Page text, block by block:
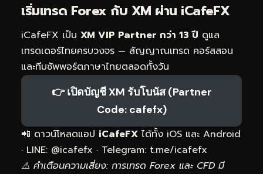
เริ่มเทรด Forex กับ XM ผ่าน iCafeFX
iCafeFX เป็น XM VIP Partner กว่า 13 ปี ดูแล
เทรดเดอร์ไทยครบวงจร — สัญญาณเทรด คอร์สสอน
และทีมซัพพอร์ตภาษาไทยตลอดทั้งวัน
👉 เปิดบัญชี XM รับโบนัส (Partner
Code: cafefx)
📲 ดาวน์โหลดแอป iCafeFX ได้ทั้ง iOS และ Android
· LINE: @icafefx · Telegram: t.me/icafefx
⚠️ คำเตือนความเสี่ยง: การเทรด Forex และ CFD มี